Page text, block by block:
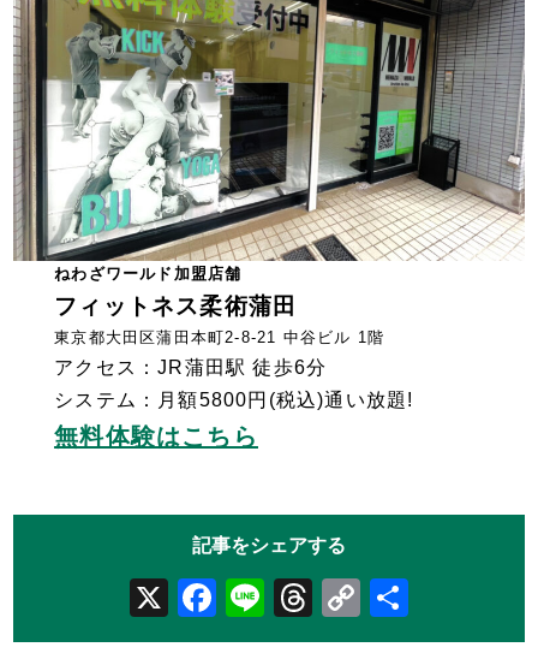
ねわざワールド加盟店舗
フィットネス柔術蒲田
東京都大田区蒲田本町2-8-21 中谷ビル 1階
アクセス：JR蒲田駅 徒歩6分
システム：月額5800円(税込)通い放題!
無料体験はこちら
X Facebook
LineThreads
Copy
Link
有